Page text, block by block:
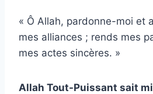
« Ô Allah, pardonne-moi et
mes alliances ; rends mes
mes actes sincères. »
Allah Tout-Puissant sait